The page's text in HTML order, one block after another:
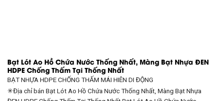
Bạt Lót Ao Hồ Chứa Nước Thống Nhất, Màng Bạt Nhựa ĐEN
HDPE Chống Thấm Tại Thống Nhất
BẠT NHỰA HDPE CHỐNG THẤM MÁI HIÊN DI ĐỘNG
✳Địa chỉ bán Bạt Lót Ao Hồ Chứa Nước Thống Nhất, Màng Bạt Nhựa